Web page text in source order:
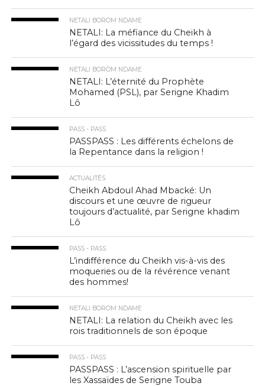
NETALI BOROM NDAME
NETALI: La méfiance du Cheikh à
l’égard des vicissitudes du temps !
NETALI BOROM NDAME
NETALI: L’éternité du Prophète
Mohamed (PSL), par Serigne Khadim
Lô
PASS - PASS
PASSPASS : Les différents échelons de
la Repentance dans la religion !
ACTUALITÉS
Cheikh Abdoul Ahad Mbacké: Un
discours et une œuvre de rigueur
toujours d’actualité, par Serigne khadim
Lô
PASS - PASS
L’indifférence du Cheikh vis-à-vis des
moqueries ou de la révérence venant
des hommes!
NETALI BOROM NDAME
NETALI: La relation du Cheikh avec les
rois traditionnels de son époque
PASS - PASS
PASSPASS : L’ascension spirituelle par
les Xassaïdes de Serigne Touba